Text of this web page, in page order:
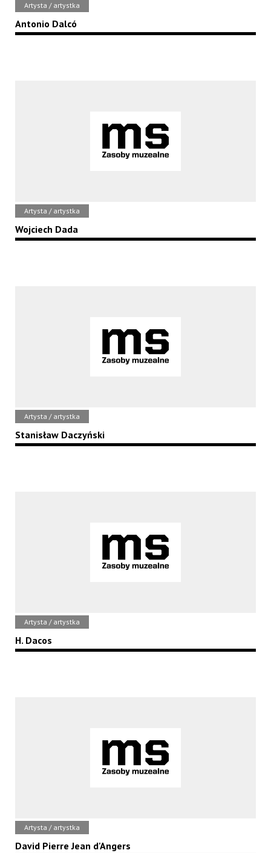
Artysta / artystka
Antonio Dalcó
Artysta / artystka
Wojciech Dada
Artysta / artystka
Stanisław Daczyński
Artysta / artystka
H. Dacos
Artysta / artystka
David Pierre Jean d'Angers